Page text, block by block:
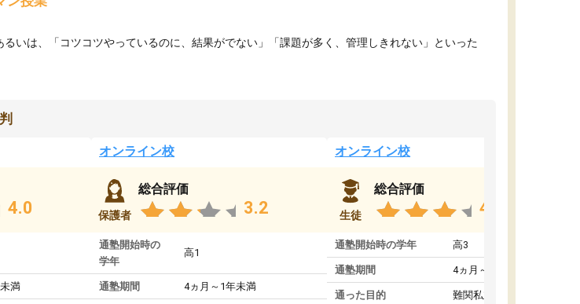
いは、「コツコツやっているのに、結果がでない」「課題が多く、管理しきれない」といった
4.0
満
オンライン校
保護者
総合評価
3.2
通塾開始時の
学年
高1
通塾期間 4ヵ月～1年未満
オンライン校
生徒
総合評価
4.4
通塾開始時の学年 高3
通塾期間 4ヵ月～1年未満
通った目的 難関私立受験対策